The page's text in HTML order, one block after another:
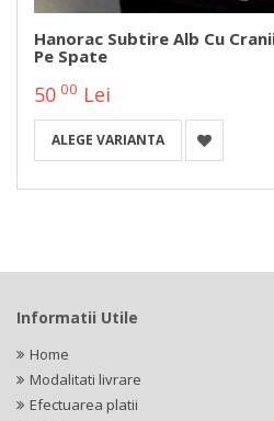
Hanorac Subtire Alb Cu
Pe Spate
50 00 Lei
ALEGE VARIANTA
Informatii Utile
Home
Modalitati livrare
Efectuarea platii